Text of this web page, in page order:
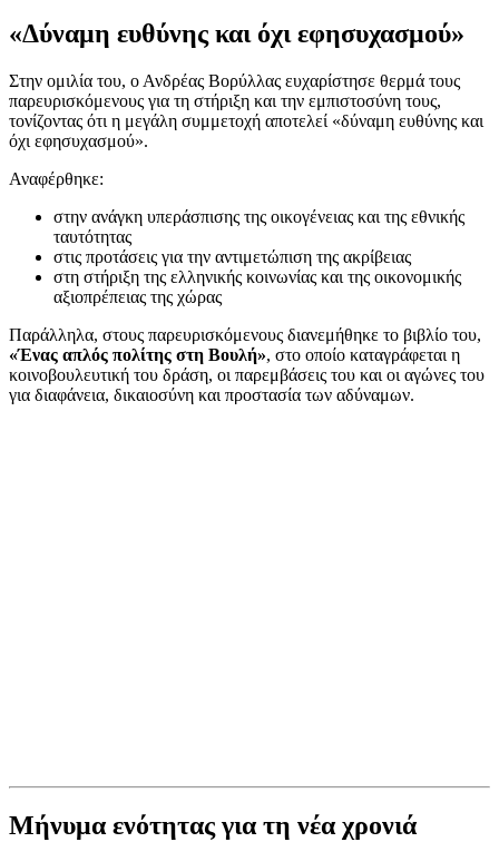
«Δύναμη ευθύνης και όχι εφησυχασμού»
Στην ομιλία του, ο Ανδρέας Βορύλλας ευχαρίστησε θερμά τους
παρευρισκόμενους για τη στήριξη και την εμπιστοσύνη τους,
τονίζοντας ότι η μεγάλη συμμετοχή αποτελεί «δύναμη ευθύνης και
όχι εφησυχασμού».
Αναφέρθηκε:
στην ανάγκη υπεράσπισης της οικογένειας και της εθνικής
ταυτότητας
στις προτάσεις για την αντιμετώπιση της ακρίβειας
στη στήριξη της ελληνικής κοινωνίας και της οικονομικής
αξιοπρέπειας της χώρας
Παράλληλα, στους παρευρισκόμενους διανεμήθηκε το βιβλίο του,
«Ένας απλός πολίτης στη Βουλή», στο οποίο καταγράφεται η
κοινοβουλευτική του δράση, οι παρεμβάσεις του και οι αγώνες του
για διαφάνεια, δικαιοσύνη και προστασία των αδύναμων.
Μήνυμα ενότητας για τη νέα χρονιά